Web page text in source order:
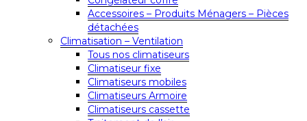
Accessoires – Produits Ménagers – Pièces
détachées
Climatisation – Ventilation
Tous nos climatiseurs
Climatiseur fixe
Climatiseurs mobiles
Climatiseurs Armoire
Climatiseurs cassette